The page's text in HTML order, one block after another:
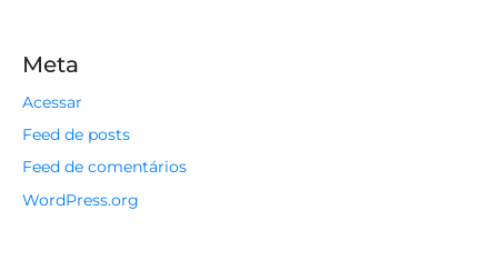
Meta
Acessar
Feed de posts
Feed de comentários
WordPress.org